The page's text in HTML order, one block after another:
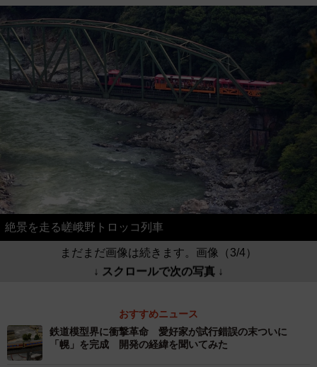
絶景を走る嵯峨野トロッコ列車
まだまだ画像は続きます。画像（3/4）
↓ スクロールで次の写真 ↓
おすすめニュース
鉄道模型界に衝撃革命 愛好家が試行錯誤の末ついに
「幌」を完成 開発の経緯を聞いてみた